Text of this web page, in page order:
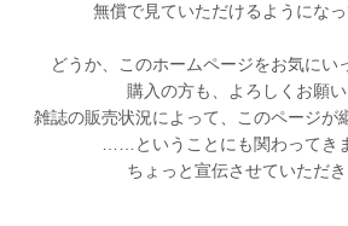
無償で見ていただけるようになっ
どうか、このホームページをお気にい
購入の方も、よろしくお願い
雑誌の販売状況によって、このページが
……ということにも関わってき
ちょっと宣伝させていただき